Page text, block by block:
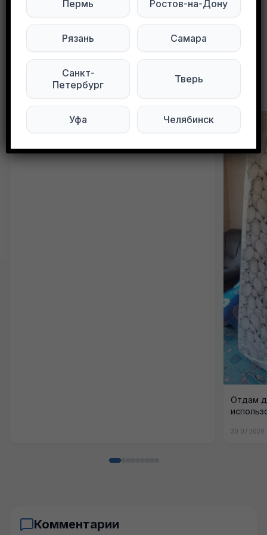
82 просмотров
Другие объявления в этом городе
Отдам
30.07.2026
Комментарии
Пермь Ростов-на-Дону
Рязань Самара
Санкт-
Петербург
Тверь
Уфа Челябинск